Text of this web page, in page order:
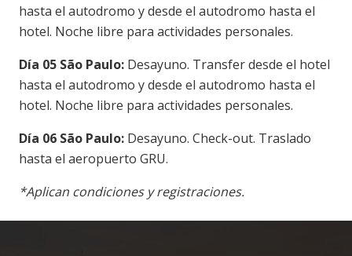
hasta el autodromo y desde el autodromo hasta el
hotel. Noche libre para actividades personales.
Día 05 São Paulo: Desayuno. Transfer desde el hotel
hasta el autodromo y desde el autodromo hasta el
hotel. Noche libre para actividades personales.
Día 06 São Paulo: Desayuno. Check-out. Traslado
hasta el aeropuerto GRU.
*Aplican condiciones y registraciones.